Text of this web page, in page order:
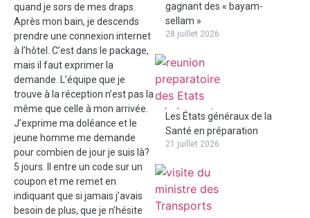
quand je sors de mes draps.
Après mon bain, je descends
prendre une connexion internet
à l’hôtel. C’est dans le package,
mais il faut exprimer la
demande. L’équipe que je
trouve à la réception n’est pas la
même que celle à mon arrivée.
J’exprime ma doléance et le
jeune homme me demande
pour combien de jour je suis là?
5 jours. Il entre un code sur un
coupon et me remet en
indiquant que si jamais j’avais
besoin de plus, que je n’hésite
gagnant des « bayam-
sellam »
28 juillet 2026
Les États généraux de la
Santé en préparation
21 juillet 2026